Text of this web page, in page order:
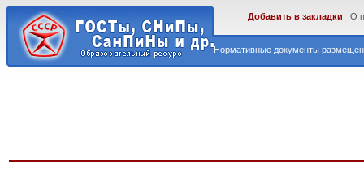
Нормативные документы
Добавить в закладки О